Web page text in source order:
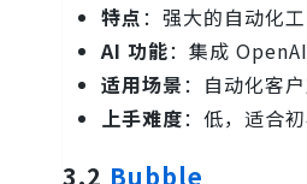
特点 ：强大的自动化
AI 功能：集成
适用场景：自动化客
上手难度：低，适合初
3.2 Bubble